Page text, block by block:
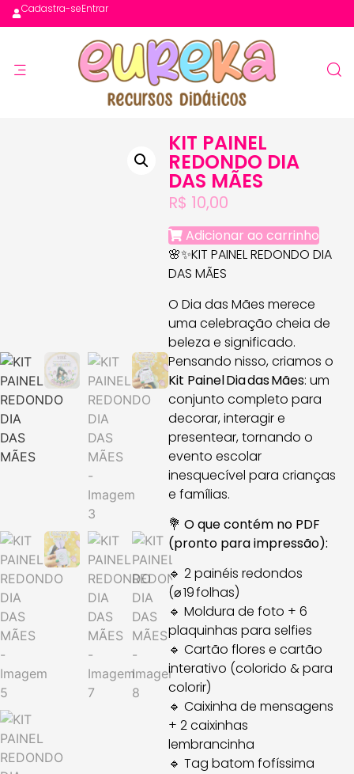
Cadastra-seEntrar
KIT PAINEL
REDONDO DIA
DAS MÃES
R$ 10,00
Adicionar ao carrinho
🌸✨KIT PAINEL REDONDO DIA
DAS MÃES
O Dia das Mães merece
uma celebração cheia de
beleza e significado.
Pensando nisso, criamos o
Kit Painel Dia das Mães: um
conjunto completo para
decorar, interagir e
presentear, tornando o
evento escolar
inesquecível para crianças
e famílias.
💐 O que contém no PDF
(pronto para impressão):
🔹 2 painéis redondos
(⌀ 19 folhas)
🔹 Moldura de foto + 6
plaquinhas para selfies
🔹 Cartão flores e cartão
interativo (colorido & para
colorir)
🔹 Caixinha de mensagens
+ 2 caixinhas
lembrancinha
🔹 Tag batom fofíssima